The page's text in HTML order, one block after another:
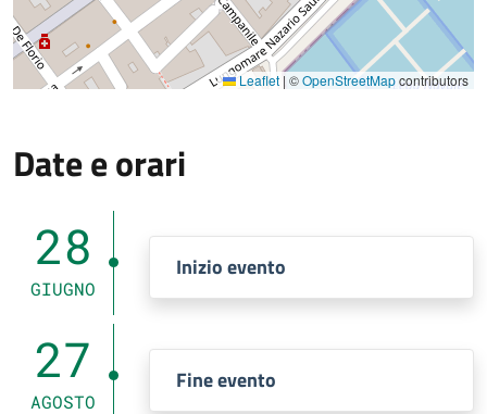
Leaflet | ©OpenStreetMapcontributors
Date e orari
28
GIUGNO
Inizio evento
27
AGOSTO
Fine evento